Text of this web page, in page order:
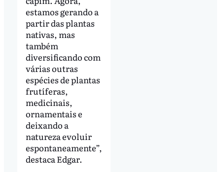
estamos gerando a
partir das plantas
nativas, mas
também
diversificando com
várias outras
espécies de plantas
frutíferas,
medicinais,
ornamentais e
deixando a
natureza evoluir
espontaneamente”,
destaca Edgar.